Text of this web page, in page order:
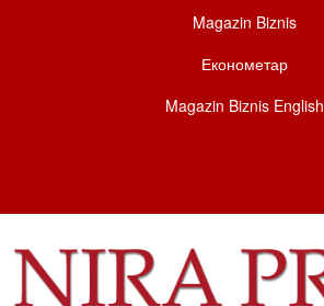
Magazin Biznis
Економетар
Magazin Biznis English